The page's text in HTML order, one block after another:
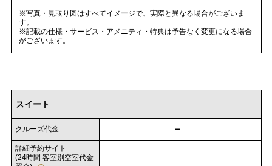
※写真・見取り図はすべてイメージで、実際と異なる場合がございま
す。
※記載の仕様・サービス・アメニティ・特典は予告なく変更になる場合
がございます。
スイート
クルーズ代金 －
詳細予約サイト
(24時間 客室別空室代金